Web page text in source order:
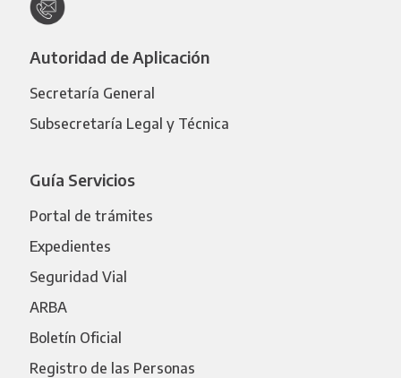
Autoridad de Aplicación
Secretaría General
Subsecretaría Legal y Técnica
Guía Servicios
Portal de trámites
Expedientes
Seguridad Vial
ARBA
Boletín Oficial
Registro de las Personas